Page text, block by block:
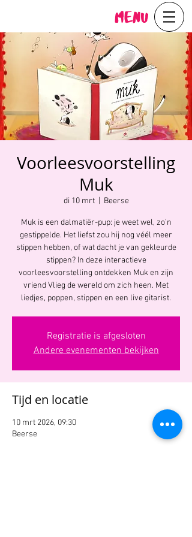
Menu
Voorleesvoorstelling
Muk
di 10 mrt
  |
Beerse
Muk is een dalmatiër-pup: je weet wel, zo’n
gestippelde. Het liefst zou hij nog véél meer
stippen hebben, of wat dacht je van gekleurde
stippen? In deze interactieve
voorleesvoorstelling ontdekken Muk en zijn
vriend Vlieg de wereld om zich heen. Met
liedjes, poppen, stippen en een live gitarist.
Registratie is afgesloten
Andere evenementen bekijken
Tijd en locatie
10 mrt 2026, 09:30
Beerse